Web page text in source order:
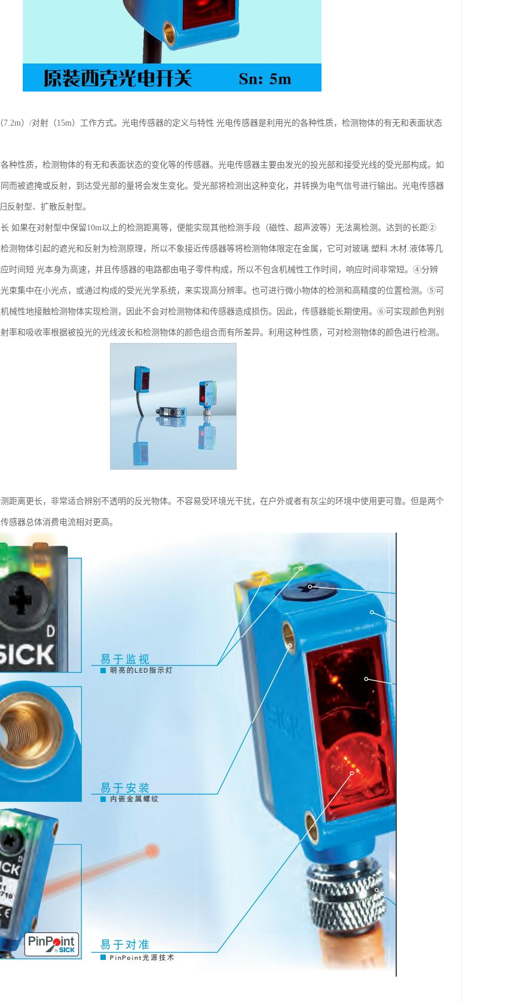
7.2m）/对射（15m）工作方式。光电传感器的定义与特性 光电传感器是利用光的各种性质，检测物体的有无和表面状态
各种性质，检测物体的有无和表面状态的变化等的传感器。光电传感器主要由发光的投光部和接受光线的受光部构成。如
而被遮掩或反射，到达受光部的量将会发生变化。受光部将检测出这种变化，并转换为电气信号进行输出。光电传感器
反射型、扩散反射型。
如果在对射型中保留10m以上的检测距离等，便能实现其他检测手段（磁性、超声波等）无法离检测。达到的长距②
测物体引起的遮光和反射为检测原理，所以不象接近传感器等将检测物体限定在金属，它可对玻璃.塑料.木材.液体等几
时间短 光本身为高速，并且传感器的电路都由电子零件构成，所以不包含机械性工作时间，响应时间非常短。④分辨
束集中在小光点，或通过构成的受光光学系统，来实现高分辨率。也可进行微小物体的检测和高精度的位置检测。⑤可
械性地接触检测物体实现检测，因此不会对检测物体和传感器造成损伤。因此，传感器能长期使用。⑥可实现颜色判别
率和吸收率根据被投光的光线波长和检测物体的颜色组合而有所差异。利用这种性质，可对检测物体的颜色进行检测。
距离更长，非常适合辨别不透明的反光物体。不容易受环境光干扰，在户外或者有灰尘的环境中使用更可靠。但是两个
感器总体消费电流相对更高。